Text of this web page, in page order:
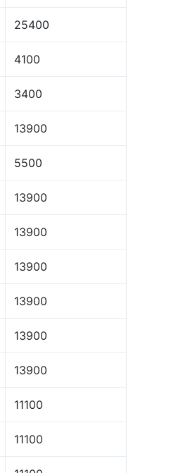
25400
4100
3400
13900
5500
13900
13900
13900
13900
13900
13900
11100
11100